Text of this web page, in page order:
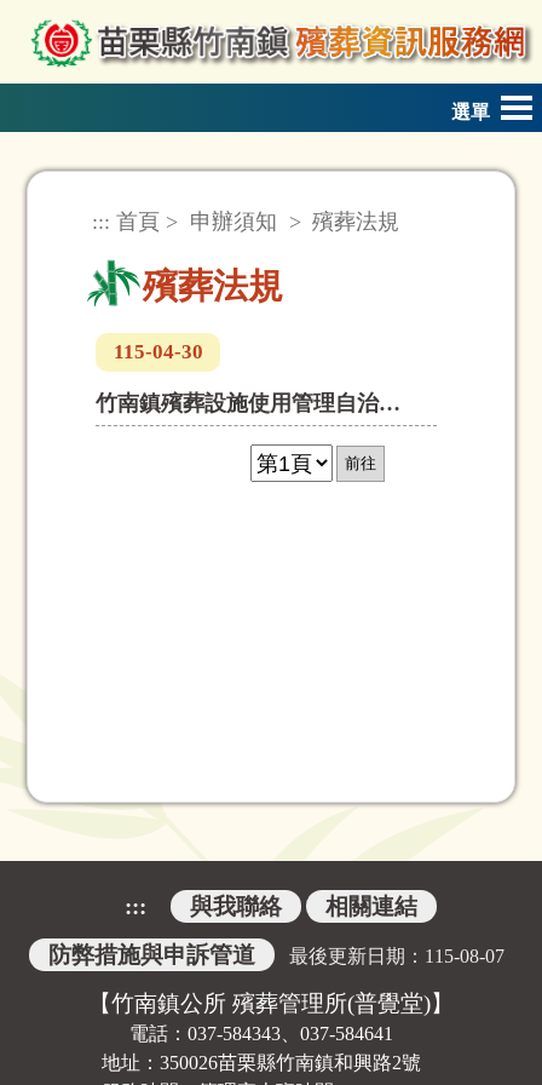
跳到主要內容區塊
選單
::: 首頁 > 申辦須知 > 殯葬法規
殯葬法規
115-04-30
竹南鎮殯葬設施使用管理自治條例
::: 與我聯絡
相關連結
防弊措施與申訴管道
最後更新日期： 115-08-07
【竹南鎮公所 殯葬管理所(普覺堂)】
電話：037-584343、037-584641
地址：350026苗栗縣竹南鎮和興路2號